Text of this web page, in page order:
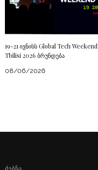
19-21 ივნისს Global Tech Weekend
Tbilisi 2026 ბრუნდება
08/06/2026